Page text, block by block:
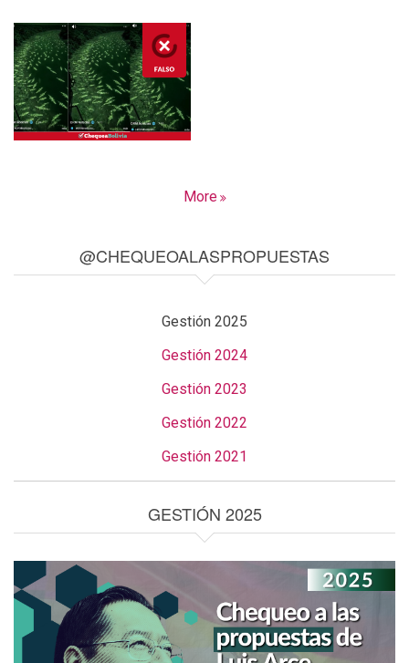
More
@CHEQUEOALASPROPUESTAS
Gestión 2025
Gestión 2024
Gestión 2023
Gestión 2022
Gestión 2021
GESTIÓN 2025